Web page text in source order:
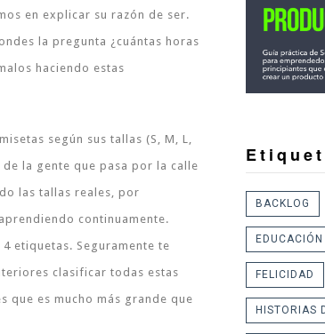
en explicar su razón de ser.
la pregunta ¿cuántas horas
haciendo estas
según sus tallas (S, M, L,
la gente que pasa por la calle
las tallas reales, por
continuamente.
etiquetas. Seguramente te
clasificar todas estas
que es mucho más grande que
BACKLOG
EDUCACIÓN
FELICIDAD
HISTORIAS